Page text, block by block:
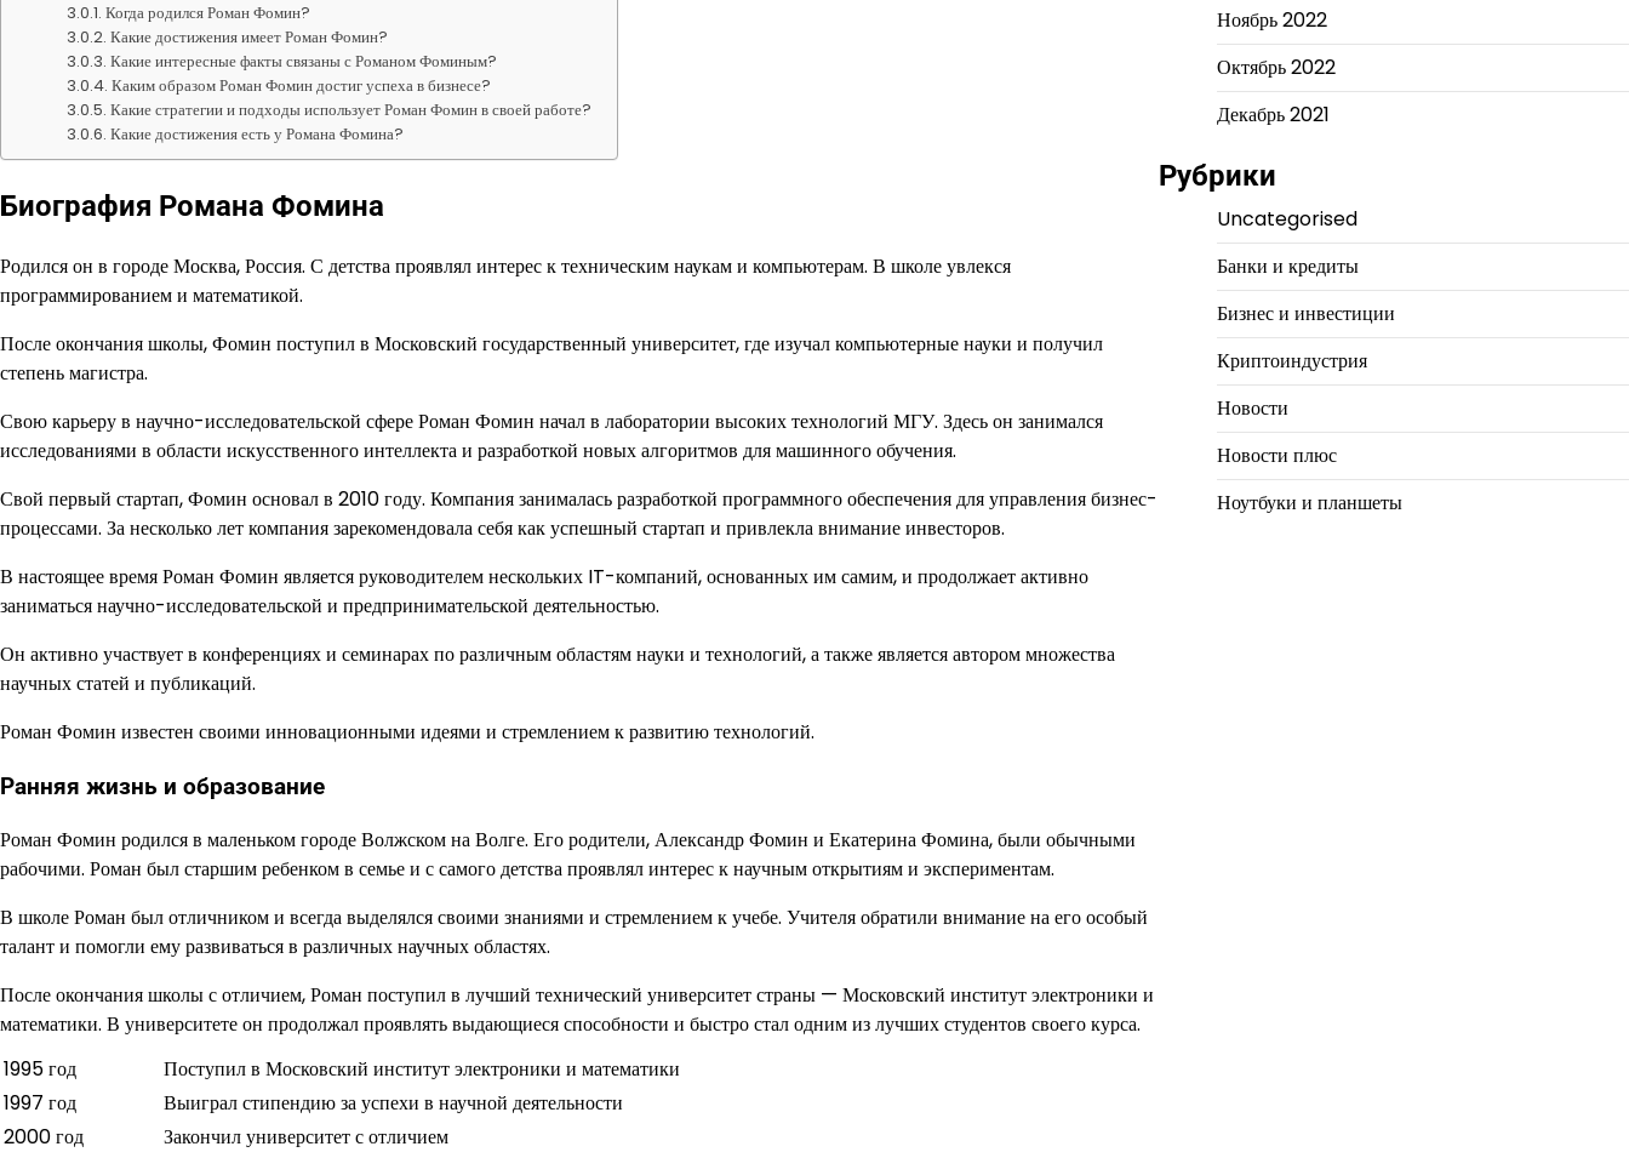
Когда родился Роман Фомин?
Какие достижения имеет Роман Фомин?
Какие интересные факты связаны с Романом Фоминым?
Каким образом Роман Фомин достиг успеха в бизнесе?
Какие стратегии и подходы использует Роман Фомин в своей работе?
Какие достижения есть у Романа Фомина?
Биография Романа Фомина
Родился он в городе Москва, Россия. С детства проявлял интерес к техническим наукам и компьютерам. В школе увлекся
программированием и математикой.
После окончания школы, Фомин поступил в Московский государственный университет, где изучал компьютерные науки и получил
степень магистра.
Свою карьеру в научно-исследовательской сфере Роман Фомин начал в лаборатории высоких технологий МГУ. Здесь он занимался
исследованиями в области искусственного интеллекта и разработкой новых алгоритмов для машинного обучения.
Свой первый стартап, Фомин основал в 2010 году. Компания занималась разработкой программного обеспечения для управления бизнес-
процессами. За несколько лет компания зарекомендовала себя как успешный стартап и привлекла внимание инвесторов.
В настоящее время Роман Фомин является руководителем нескольких IT-компаний, основанных им самим, и продолжает активно
заниматься научно-исследовательской и предпринимательской деятельностью.
Он активно участвует в конференциях и семинарах по различным областям науки и технологий, а также является автором множества
научных статей и публикаций.
Роман Фомин известен своими инновационными идеями и стремлением к развитию технологий.
Ранняя жизнь и образование
Роман Фомин родился в маленьком городе Волжском на Волге. Его родители, Александр Фомин и Екатерина Фомина, были обычными
рабочими. Роман был старшим ребенком в семье и с самого детства проявлял интерес к научным открытиям и экспериментам.
В школе Роман был отличником и всегда выделялся своими знаниями и стремлением к учебе. Учителя обратили внимание на его особый
талант и помогли ему развиваться в различных научных областях.
После окончания школы с отличием, Роман поступил в лучший технический университет страны — Московский институт электроники и
математики. В университете он продолжал проявлять выдающиеся способности и быстро стал одним из лучших студентов своего курса.
1995 год
Поступил в Московский институт электроники и математики
1997 год
Выиграл стипендию за успехи в научной деятельности
2000 год
Закончил университет с отличием
Ноябрь 2022
Октябрь 2022
Декабрь 2021
Рубрики
Uncategorised
Банки и кредиты
Бизнес и инвестиции
Криптоиндустрия
Новости
Новости плюс
Ноутбуки и планшеты